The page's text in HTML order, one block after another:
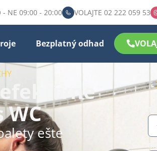
- NE 09:00 - 20:00 VOLAJTE 02 222 059 53
Bezplatný odhad
ešte